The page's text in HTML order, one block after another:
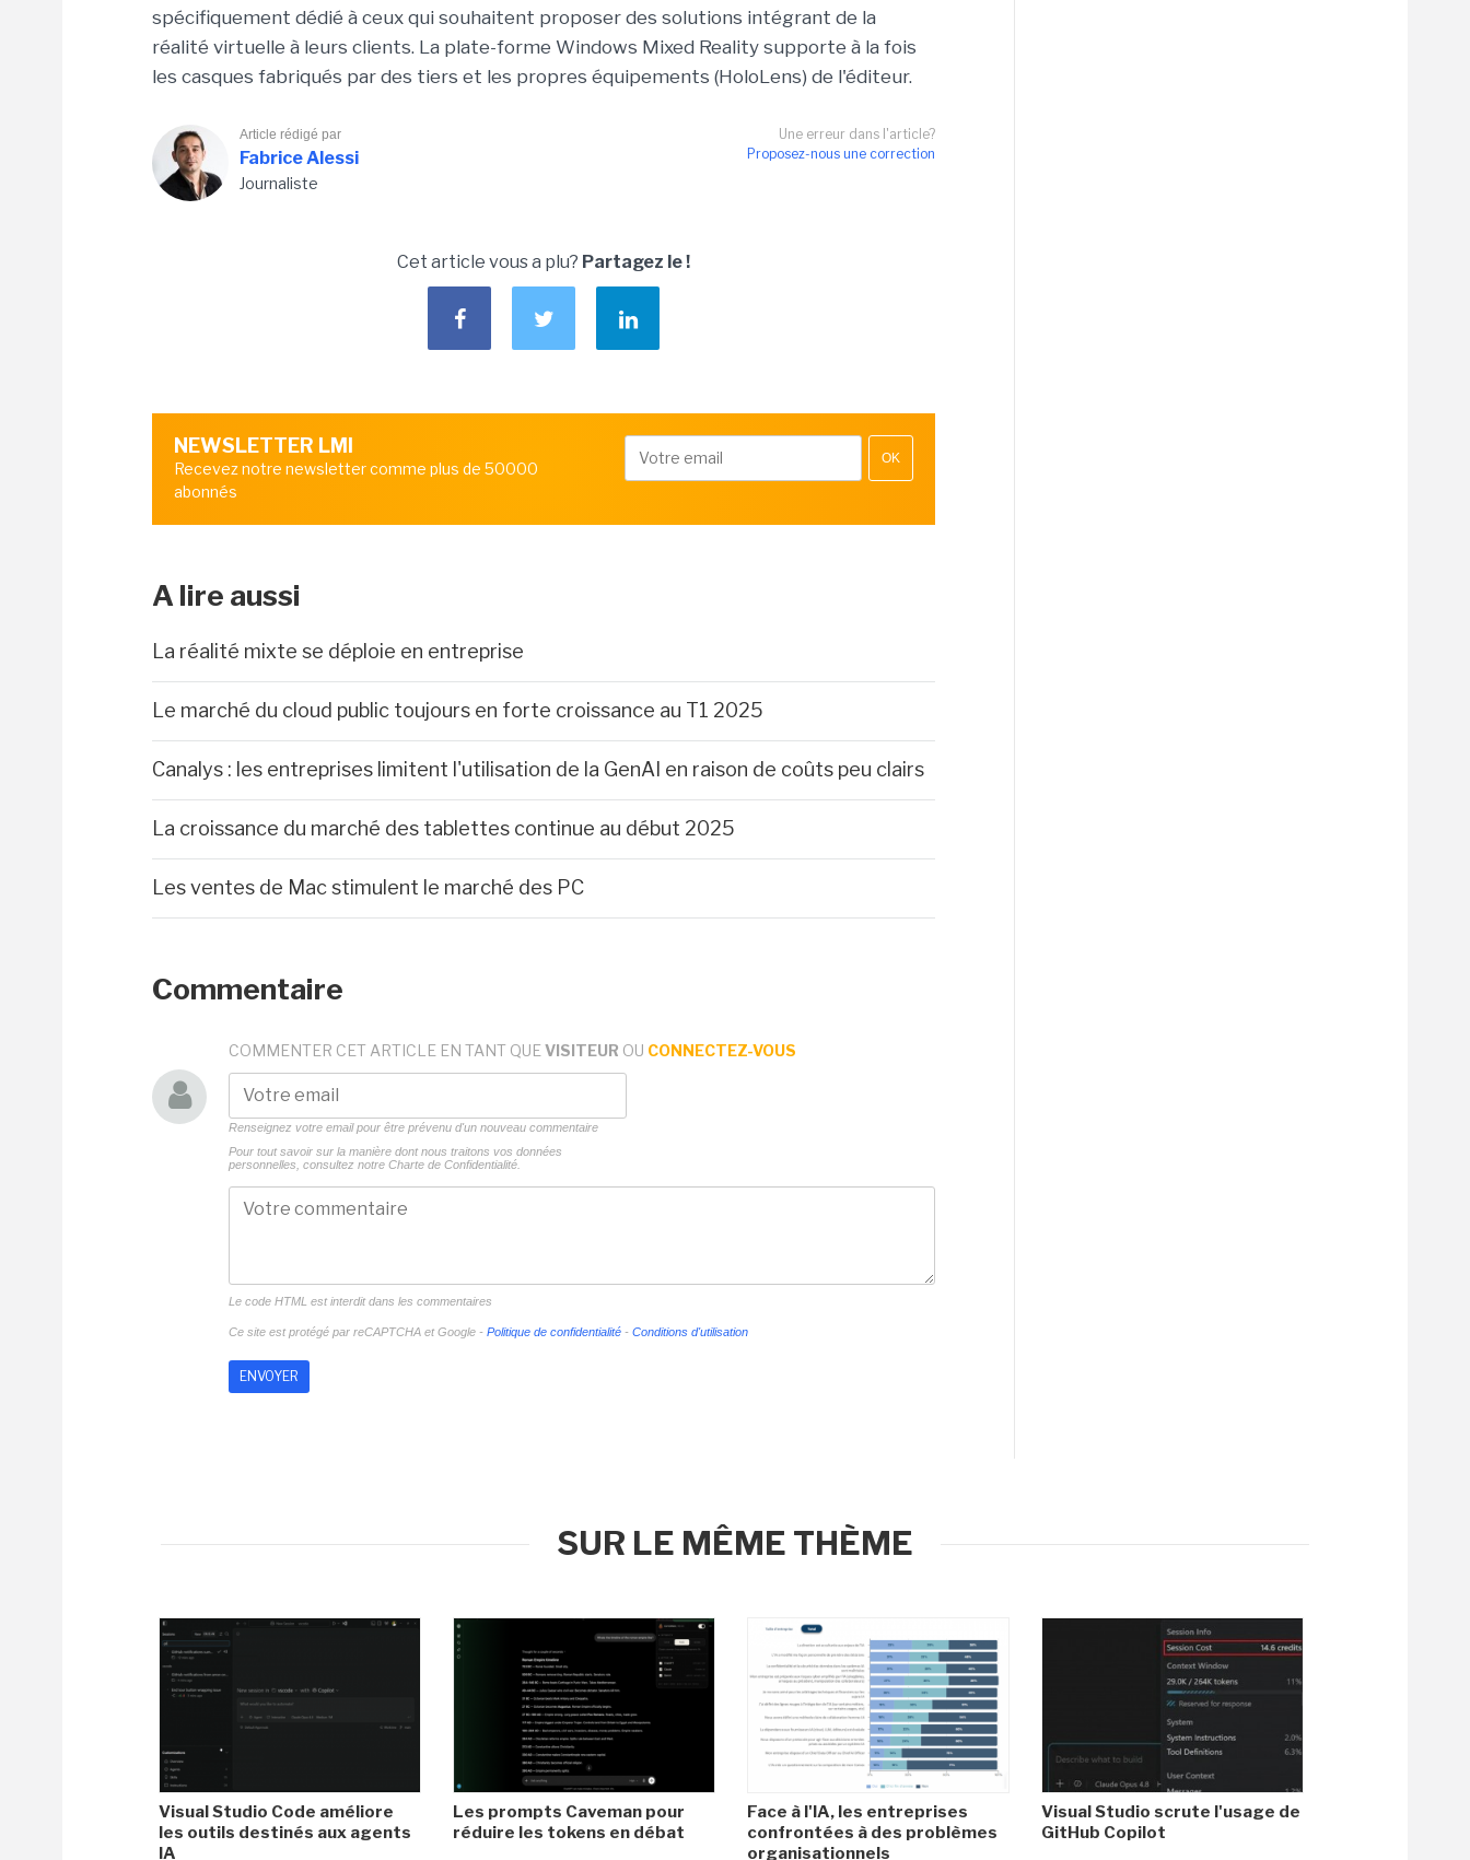
spécifiquement dédié à ceux qui souhaitent proposer des solutions intégrant de la
réalité virtuelle à leurs clients. La plate-forme Windows Mixed Reality supporte à la fois
les casques fabriqués par des tiers et les propres équipements (HoloLens) de l'éditeur.
Une erreur dans l'article?
Proposez-nous une correction
Article rédigé par
Fabrice Alessi
Journaliste
Cet article vous a plu? Partagez le !
NEWSLETTER LMI
Recevez notre newsletter comme plus de 50000
abonnés
OK
A lire aussi
La réalité mixte se déploie en entreprise
Le marché du cloud public toujours en forte croissance au T1 2025
Canalys : les entreprises limitent l'utilisation de la GenAI en raison de coûts peu clairs
La croissance du marché des tablettes continue au début 2025
Les ventes de Mac stimulent le marché des PC
Commentaire
COMMENTER CET ARTICLE EN TANT QUE VISITEUR OU CONNECTEZ-VOUS
Renseignez votre email pour être prévenu d'un nouveau commentaire
Pour tout savoir sur la manière dont nous traitons vos données
personnelles, consultez notre Charte de Confidentialité.
Le code HTML est interdit dans les commentaires
Ce site est protégé par reCAPTCHA et Google - Politique de confidentialité - Conditions d'utilisation
SUR LE MÊME THÈME
Visual Studio Code améliore
les outils destinés aux agents
IA
Les prompts Caveman pour
réduire les tokens en débat
Face à l'IA, les entreprises
confrontées à des problèmes
organisationnels
Visual Studio scrute l'usage de
GitHub Copilot